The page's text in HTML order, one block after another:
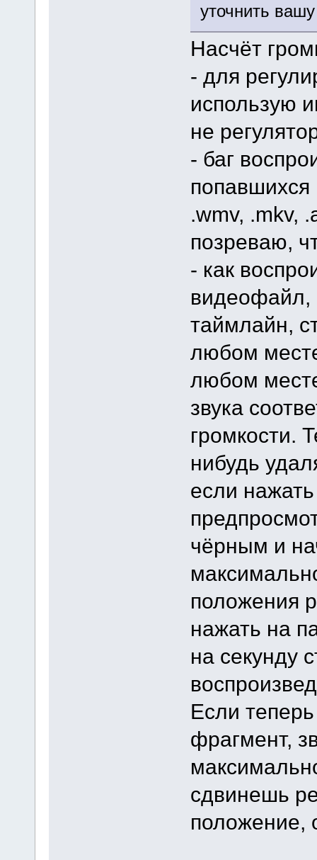
уточнить
Насчёт
- для
использую
не
- баг
.wmv, .mkv,
позреваю,
- как
видеофайл,
таймлайн,
любом
любом
звука
громкости.
нибудь
если
чёрным и
положения
нажать на
на секунду
Если
фрагмент,
сдвинешь
положение,